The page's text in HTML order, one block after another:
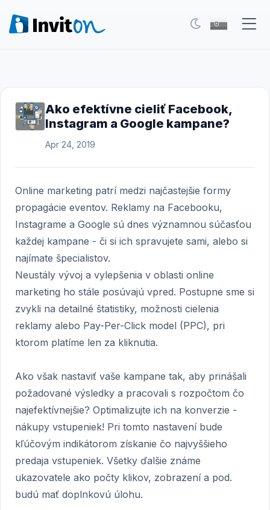
Blog
Eventy
Prepnúť na tmavý režim
Prihlásenie
Ako efektívne cieliť Facebook,
Instagram a Google kampane?
Apr 24, 2019
Online marketing patrí medzi najčastejšie formy
propagácie eventov. Reklamy na Facebooku,
Instagrame a Google sú dnes významnou súčasťou
každej kampane - či si ich spravujete sami, alebo si
najímate špecialistov.
Neustály vývoj a vylepšenia v oblasti online
marketing ho stále posúvajú vpred. Postupne sme si
zvykli na detailné štatistiky, možnosti cielenia
reklamy alebo Pay-Per-Click model (PPC), pri
ktorom platíme len za kliknutia.
Ako však nastaviť vaše kampane tak, aby prinášali
požadované výsledky a pracovali s rozpočtom čo
najefektívnejšie? Optimalizujte ich na konverzie -
nákupy vstupeniek! Pri tomto nastavení bude
kľúčovým indikátorom získanie čo najvyššieho
predaja vstupeniek. Všetky ďalšie známe
ukazovatele ako počty klikov, zobrazení a pod.
budú mať doplnkovú úlohu.